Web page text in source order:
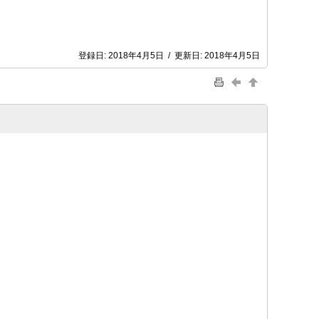
登録日: 2018年4月5日 / 更新日: 2018年4月5日